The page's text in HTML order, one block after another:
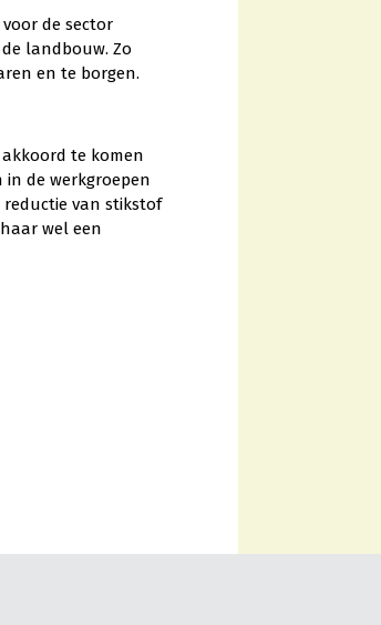
de sector
landbouw. Zo
en te borgen.
te komen
de werkgroepen
reductie van stikstof
wel een